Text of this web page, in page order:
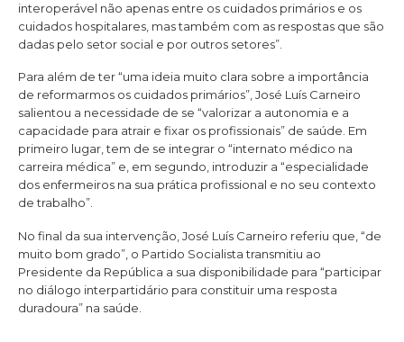
interoperável não apenas entre os cuidados primários e os
cuidados hospitalares, mas também com as respostas que são
dadas pelo setor social e por outros setores”.
Para além de ter “uma ideia muito clara sobre a importância
de reformarmos os cuidados primários”, José Luís Carneiro
salientou a necessidade de se “valorizar a autonomia e a
capacidade para atrair e fixar os profissionais” de saúde. Em
primeiro lugar, tem de se integrar o “internato médico na
carreira médica” e, em segundo, introduzir a “especialidade
dos enfermeiros na sua prática profissional e no seu contexto
de trabalho”.
No final da sua intervenção, José Luís Carneiro referiu que, “de
muito bom grado”, o Partido Socialista transmitiu ao
Presidente da República a sua disponibilidade para “participar
no diálogo interpartidário para constituir uma resposta
duradoura” na saúde.